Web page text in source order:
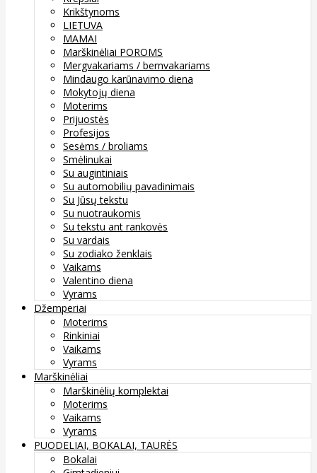
Krikštynoms
LIETUVA
MAMAI
Marškinėliai POROMS
Mergvakariams / bernvakariams
Mindaugo karūnavimo diena
Mokytojų diena
Moterims
Prijuostės
Profesijos
Sesėms / broliams
Smėlinukai
Su augintiniais
Su automobilių pavadinimais
Su Jūsų tekstu
Su nuotraukomis
Su tekstu ant rankovės
Su vardais
Su zodiako ženklais
Vaikams
Valentino diena
Vyrams
Džemperiai
Moterims
Rinkiniai
Vaikams
Vyrams
Marškinėliai
Marškinėlių komplektai
Moterims
Vaikams
Vyrams
PUODELIAI, BOKALAI, TAURĖS
Bokalai